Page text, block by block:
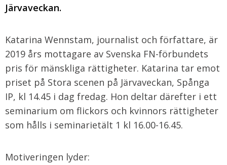
Järvaveckan.
Katarina Wennstam, journalist och författare, är
2019 års mottagare av Svenska FN-förbundets
pris för mänskliga rättigheter. Katarina tar emot
priset på Stora scenen på Järvaveckan, Spånga
IP, kl 14.45 i dag fredag. Hon deltar därefter i ett
seminarium om flickors och kvinnors rättigheter
som hålls i seminarietält 1 kl 16.00-16.45.
Motiveringen lyder: